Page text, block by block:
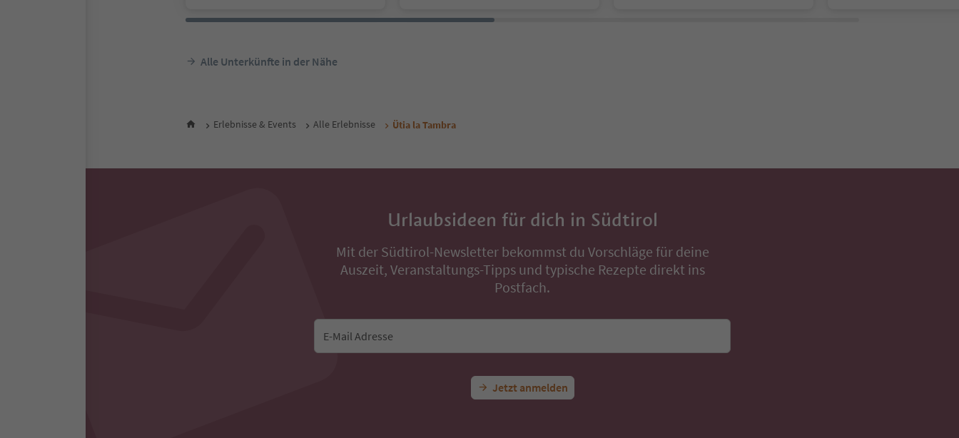
Alle Unterkünfte in der Nähe
Erlebnisse & Events Alle Erlebnisse Ütia la Tambra
Urlaubsideen für dich in Südtirol
Mit der Südtirol-Newsletter bekommst du Vorschläge für deine
Auszeit, Veranstaltungs-Tipps und typische Rezepte direkt ins
Postfach.
E-Mail Adresse
Jetzt anmelden